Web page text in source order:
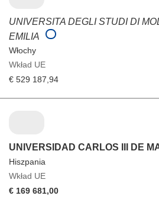
UNIVERSITA DEGLI STUDI DI
EMILIA
Włochy
Wkład UE
€ 529 187,94
UNIVERSIDAD CARLOS III DE
Hiszpania
Wkład UE
€ 169 681,00